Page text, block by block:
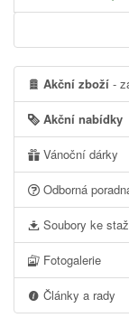
Akční zboží -
Akční nabídky
Vánoční dárky
Odborná
Soubory ke
Fotogalerie
Články a rady